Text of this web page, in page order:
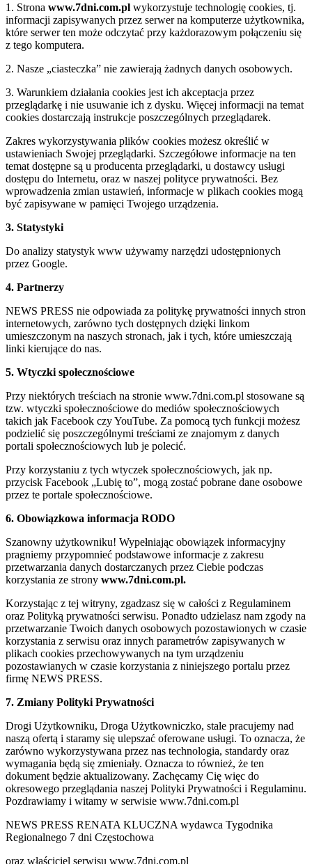
1. Strona www.7dni.com.pl wykorzystuje technologię cookies, tj.
informacji zapisywanych przez serwer na komputerze użytkownika,
które serwer ten może odczytać przy każdorazowym połączeniu się
z tego komputera.
2. Nasze „ciasteczka” nie zawierają żadnych danych osobowych.
3. Warunkiem działania cookies jest ich akceptacja przez
przeglądarkę i nie usuwanie ich z dysku. Więcej informacji na temat
cookies dostarczają instrukcje poszczególnych przeglądarek.
Zakres wykorzystywania plików cookies możesz określić w
ustawieniach Swojej przeglądarki. Szczegółowe informacje na ten
temat dostępne są u producenta przeglądarki, u dostawcy usługi
dostępu do Internetu, oraz w naszej polityce prywatności. Bez
wprowadzenia zmian ustawień, informacje w plikach cookies mogą
być zapisywane w pamięci Twojego urządzenia.
3. Statystyki
Do analizy statystyk www używamy narzędzi udostępnionych
przez Google.
4. Partnerzy
NEWS PRESS nie odpowiada za politykę prywatności innych stron
internetowych, zarówno tych dostępnych dzięki linkom
umieszczonym na naszych stronach, jak i tych, które umieszczają
linki kierujące do nas.
5. Wtyczki społecznościowe
Przy niektórych treściach na stronie www.7dni.com.pl stosowane są
tzw. wtyczki społecznościowe do mediów społecznościowych
takich jak Facebook czy YouTube. Za pomocą tych funkcji możesz
podzielić się poszczególnymi treściami ze znajomym z danych
portali społecznościowych lub je polecić.
Przy korzystaniu z tych wtyczek społecznościowych, jak np.
przycisk Facebook „Lubię to”, mogą zostać pobrane dane osobowe
przez te portale społecznościowe.
6. Obowiązkowa informacja RODO
Szanowny użytkowniku! Wypełniając obowiązek informacyjny
pragniemy przypomnieć podstawowe informacje z zakresu
przetwarzania danych dostarczanych przez Ciebie podczas
korzystania ze strony www.7dni.com.pl.
Korzystając z tej witryny, zgadzasz się w całości z Regulaminem
oraz Polityką prywatności serwisu. Ponadto udzielasz nam zgody na
przetwarzanie Twoich danych osobowych pozostawionych w czasie
korzystania z serwisu oraz innych parametrów zapisywanych w
plikach cookies przechowywanych na tym urządzeniu
pozostawianych w czasie korzystania z niniejszego portalu przez
firmę NEWS PRESS.
7. Zmiany Polityki Prywatności
Drogi Użytkowniku, Droga Użytkowniczko, stale pracujemy nad
naszą ofertą i staramy się ulepszać oferowane usługi. To oznacza, że
zarówno wykorzystywana przez nas technologia, standardy oraz
wymagania będą się zmieniały. Oznacza to również, że ten
dokument będzie aktualizowany. Zachęcamy Cię więc do
okresowego przeglądania naszej Polityki Prywatności i Regulaminu.
Pozdrawiamy i witamy w serwisie www.7dni.com.pl
NEWS PRESS RENATA KLUCZNA wydawca Tygodnika
Regionalnego 7 dni Częstochowa
oraz właściciel serwisu www.7dni.com.pl